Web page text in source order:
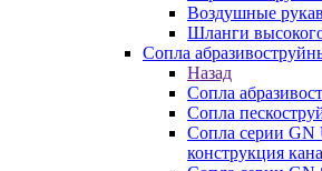
Воздушные
Шланги
Сопла
Назад
Сопла
Сопла
Сопла серии GN
конструкция